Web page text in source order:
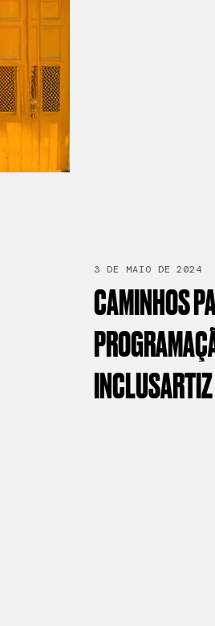
3 DE MAIO DE 2024
CAMINHOS
INCLUSARTIZ